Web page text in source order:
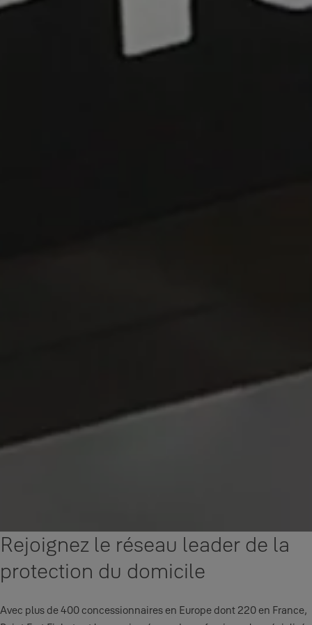
Rejoignez le réseau leader de la
protection du domicile
Avec plus de 400 concessionnaires en Europe dont 220 en France,